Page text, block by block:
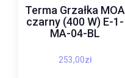
Terma Grzałka MOA
czarny (400 W) E-1-
MA-04-BL
253,00zł